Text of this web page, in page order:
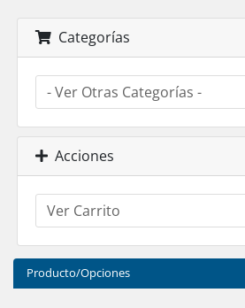
Categorías
Acciones
Producto/Opciones